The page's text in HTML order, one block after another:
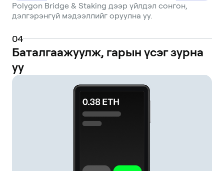
Polygon Bridge & Staking дээр үйлдэл сонгон,
дэлгэрэнгүй мэдээллийг оруулна уу.
04
Баталгаажуулж, гарын үсэг зурна
уу